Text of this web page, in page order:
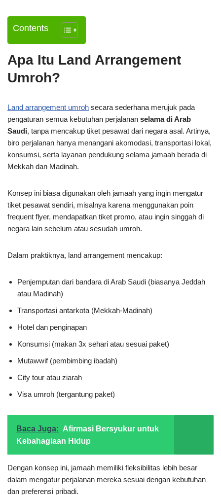
Contents
Apa Itu Land Arrangement
Umroh?
Land arrangement umroh secara sederhana merujuk pada
pengaturan semua kebutuhan perjalanan selama di Arab
Saudi, tanpa mencakup tiket pesawat dari negara asal. Artinya,
biro perjalanan hanya menangani akomodasi, transportasi lokal,
konsumsi, serta layanan pendukung selama jamaah berada di
Mekkah dan Madinah.
Konsep ini biasa digunakan oleh jamaah yang ingin mengatur
tiket pesawat sendiri, misalnya karena menggunakan poin
frequent flyer, mendapatkan tiket promo, atau ingin singgah di
negara lain sebelum atau sesudah umroh.
Dalam praktiknya, land arrangement mencakup:
Penjemputan dari bandara di Arab Saudi (biasanya Jeddah
atau Madinah)
Transportasi antarkota (Mekkah-Madinah)
Hotel dan penginapan
Konsumsi (makan 3x sehari atau sesuai paket)
Mutawwif (pembimbing ibadah)
City tour atau ziarah
Visa umroh (tergantung paket)
Baca Juga: Afirmasi Bersyukur untuk
Kebahagiaan Hidup
Dengan konsep ini, jamaah memiliki fleksibilitas lebih besar
dalam mengatur perjalanan mereka sesuai dengan kebutuhan
dan preferensi pribadi.